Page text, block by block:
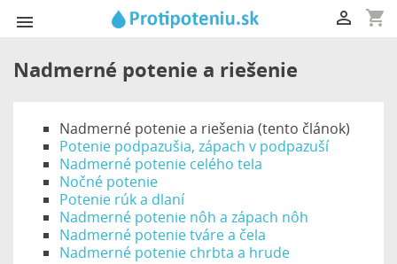
 shopping_cart

Nadmerné potenie a riešenie
Nadmerné potenie a riešenia (tento článok)
Potenie podpazušia, zápach v podpazuší
Nadmerné potenie celého tela
Nočné potenie
Potenie rúk a dlaní
Nadmerné potenie nôh a zápach nôh
Nadmerné potenie tváre a čela
Nadmerné potenie chrbta a hrude